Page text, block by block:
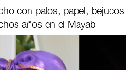
con palos, papel,
años en el Mayab